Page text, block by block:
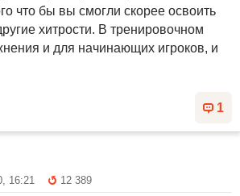
что бы вы смогли скорее освоить
хитрости. В тренировочном
и для начинающих игроков, и
1
16:21
12 389